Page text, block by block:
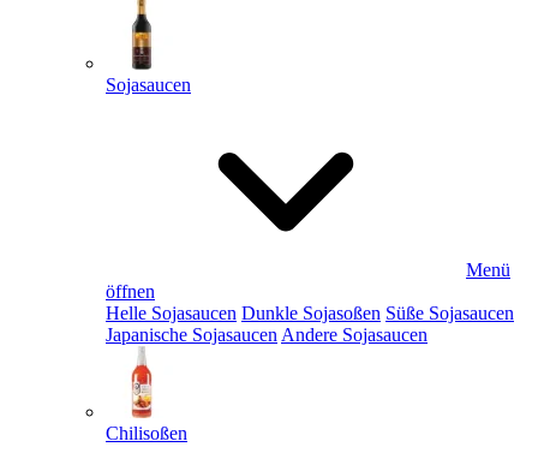
Sojasaucen
Menü
öffnen
Helle Sojasaucen Dunkle Sojasoßen Süße Sojasaucen
Japanische Sojasaucen Andere Sojasaucen
Chilisoßen